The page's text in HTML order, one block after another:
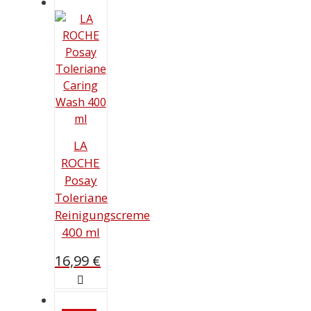
15,99 €
LA
ROCHE
Posay
Toleriane
Reinigungscreme
400 ml
16,99 €